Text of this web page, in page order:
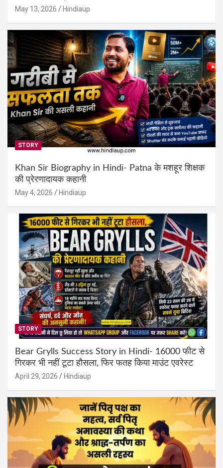
May 13, 2026 Hindiaup
STORY
Khan Sir Biography in Hindi- Patna के मशहूर शिक्षक
की प्रेरणादायक कहानी
May 4, 2026 Hindiaup
STORY
Bear Grylls Success Story in Hindi- 16000 फीट से
गिरकर भी नहीं टूटा हौसला, फिर फतह किया माउंट एवरेस्ट
April 29, 2026 Hindiaup